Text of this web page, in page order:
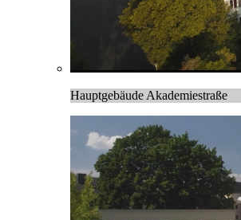
Hauptgebäude Akademiestraße